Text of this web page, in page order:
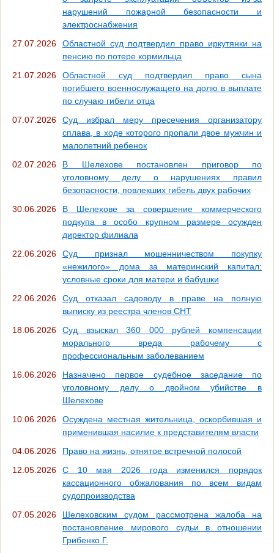
нарушений пожарной безопасности и
электроснабжения
27.07.2026
Областной суд подтвердил право иркутянки на
пенсию по потере кормильца
21.07.2026
Областной суд подтвердил право сына
погибшего военнослужащего на долю в выплате
по случаю гибели отца
07.07.2026
Суд избрал меру пресечения организатору
сплава, в ходе которого пропали двое мужчин и
малолетний ребенок
02.07.2026
В Шелехове постановлен приговор по
уголовному делу о нарушениях правил
безопасности, повлекших гибель двух рабочих
30.06.2026
В Шелехове за совершение коммерческого
подкупа в особо крупном размере осужден
директор филиала
22.06.2026
Суд признал мошенничеством покупку
«нежилого» дома за материнский капитал:
условные сроки для матери и бабушки
22.06.2026
Суд отказал садоводу в праве на полную
выписку из реестра членов СНТ
18.06.2026
Суд взыскал 360 000 рублей компенсации
морального вреда рабочему с
профессиональным заболеванием
16.06.2026
Назначено первое судебное заседание по
уголовному делу о двойном убийстве в
Шелехове
10.06.2026
Осуждена местная жительница, оскорбившая и
применившая насилие к представителям власти
04.06.2026
Право на жизнь, отнятое встречной полосой
12.05.2026
С 10 мая 2026 года изменился порядок
кассационного обжалования по всем видам
судопроизводства
07.05.2026
Шелеховским судом рассмотрена жалоба на
постановление мирового судьи в отношении
Грибенко Г.